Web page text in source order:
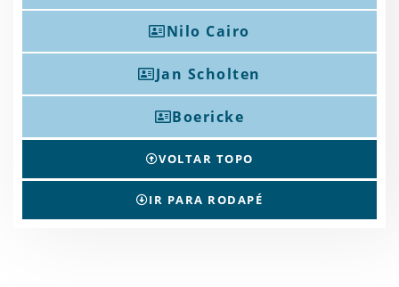
Nilo Cairo
Jan Scholten
Boericke
VOLTAR TOPO
IR PARA RODAPÉ